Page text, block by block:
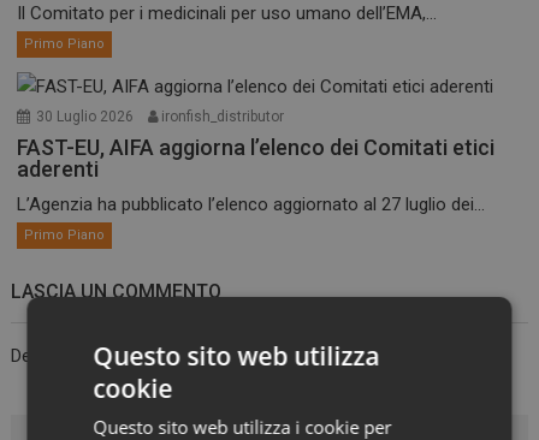
Il Comitato per i medicinali per uso umano dell’EMA,...
Primo Piano
30 Luglio 2026 ironfish_distributor
FAST-EU, AIFA aggiorna l’elenco dei Comitati etici
aderenti
L’Agenzia ha pubblicato l’elenco aggiornato al 27 luglio dei...
Primo Piano
LASCIA UN COMMENTO
Devi essereconnesso per inviare un commento.
Questo sito web utilizza
cookie
Questo sito web utilizza i cookie per